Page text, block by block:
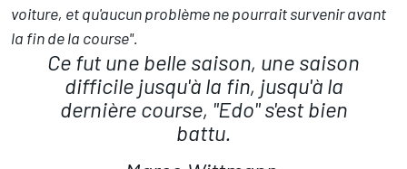
voiture, et qu'aucun problème ne pourrait survenir avant
la fin de la course".
Ce fut une belle saison, une saison
difficile jusqu'à la fin, jusqu'à la
dernière course, "Edo" s'est bien
battu.